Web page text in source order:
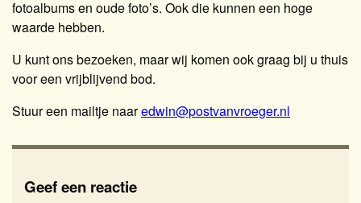
fotoalbums en oude foto’s. Ook die kunnen een hoge
waarde hebben.
U kunt ons bezoeken, maar wij komen ook graag bij u thuis
voor een vrijblijvend bod.
Stuur een mailtje naaredwin@postvanvroeger.nl
Geef een reactie